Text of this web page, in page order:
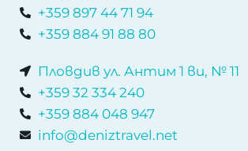
+359 897 44 71 94
+359 884 91 88 80
Пловдив ул. Антим 1 ви, № 11
+359 32 334 240
+359 884 048 947
info@deniztravel.net